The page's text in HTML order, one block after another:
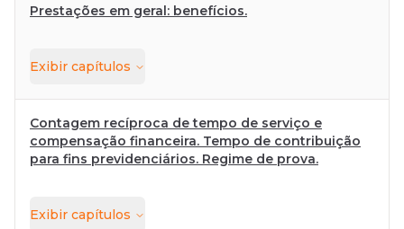
Prestações em geral: benefícios.
Exibir capítulos
Contagem recíproca de tempo de serviço e
compensação financeira. Tempo de contribuição
para fins previdenciários. Regime de prova.
Exibir capítulos